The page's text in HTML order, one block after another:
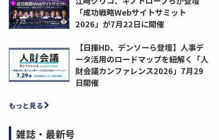
「成功戦略Webサイトサミット
2026」が7月22日に開催
【日揮HD、デンソーら登壇】人事デ
ータ活用のロードマップを紐解く「人
財会議カンファレンス2026」7月29
日開催
もっと見る
雑誌・最新号